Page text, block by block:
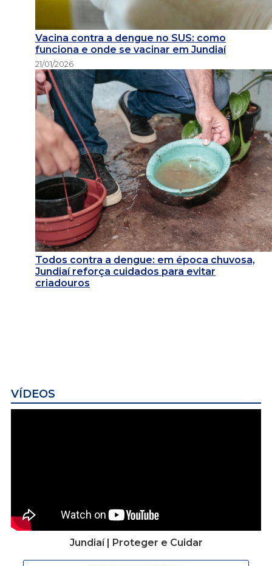
Vacina contra a dengue no SUS: como
funciona e onde se vacinar em Jundiaí
21/01/2026
Todos contra a dengue: em época chuvosa,
Jundiaí reforça cuidados para evitar
criadouros
VÍDEOS
Jundiaí | Proteger e Cuidar